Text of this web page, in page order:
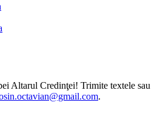
Altarul Credinţei! Trimite textele sau
.